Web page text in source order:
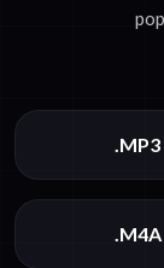
.MP3
.M4A